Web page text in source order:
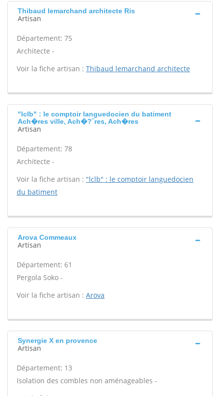
Thibaud lemarchand architecte Ris
Artisan
Département: 75
Architecte -
Voir la fiche artisan : Thibaud lemarchand architecte
"lclb" : le comptoir languedocien du batiment
Ach�res ville, Ach�?¨res, Ach�res
Artisan
Département: 78
Architecte -
Voir la fiche artisan : "lclb" : le comptoir languedocien
du batiment
Arova Commeaux
Artisan
Département: 61
Pergola Soko -
Voir la fiche artisan : Arova
Synergie X en provence
Artisan
Département: 13
Isolation des combles non aménageables -